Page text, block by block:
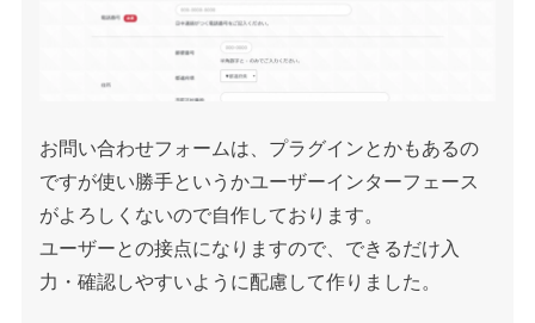
お問い合わせフォームは、プラグインとかもあるの
ですが使い勝手というかユーザーインターフェース
がよろしくないので自作しております。
ユーザーとの接点になりますので、できるだけ入
力・確認しやすいように配慮して作りました。